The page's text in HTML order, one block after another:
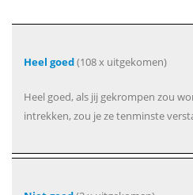
Heel goed(108 x uitgekomen)
Heel goed, als jij gekrompen zou
intrekken, zou je ze tenminste